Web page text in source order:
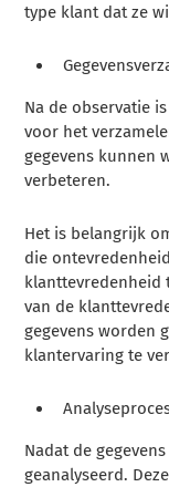
type klant dat ze
Na de observatie
voor het
gegevens kunnen
verbeteren.
Het is belangrijk
die
klanttevredenheid
van de
gegevens worden
klantervaring te
Nadat de
geanalyseerd.